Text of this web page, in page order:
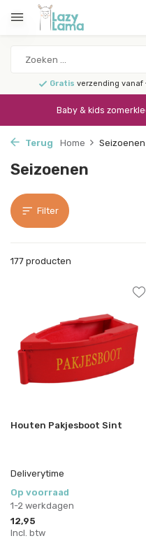
Gratis verzending vanaf
Baby & kids
Terug Home Seizoenen
Seizoenen
Filter
177 producten
Houten Pakjesboot Sint
Deliverytime
Op voorraad
1-2 werkdagen
12,95
Incl. btw